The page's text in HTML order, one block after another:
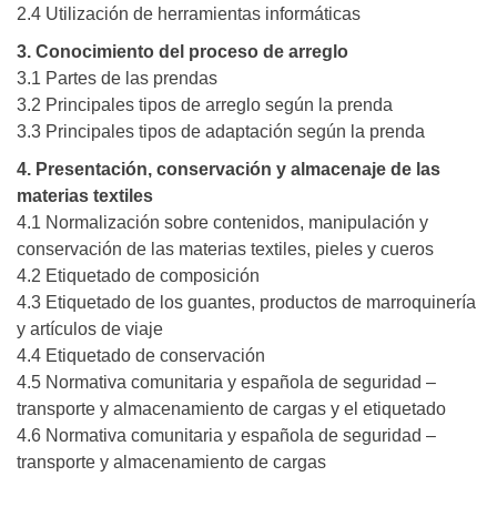
2.4 Utilización de herramientas informáticas
3. Conocimiento del proceso de arreglo
3.1 Partes de las prendas
3.2 Principales tipos de arreglo según la prenda
3.3 Principales tipos de adaptación según la prenda
4. Presentación, conservación y almacenaje de las
materias textiles
4.1 Normalización sobre contenidos, manipulación y
conservación de las materias textiles, pieles y cueros
4.2 Etiquetado de composición
4.3 Etiquetado de los guantes, productos de marroquinería
y artículos de viaje
4.4 Etiquetado de conservación
4.5 Normativa comunitaria y española de seguridad –
transporte y almacenamiento de cargas y el etiquetado
4.6 Normativa comunitaria y española de seguridad –
transporte y almacenamiento de cargas